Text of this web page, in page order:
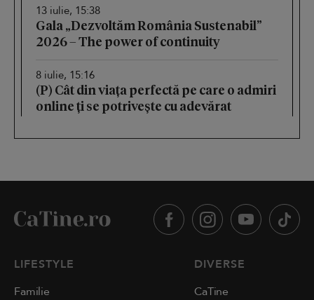
13 iulie, 15:38
Gala „Dezvoltăm România Sustenabil”
2026 – The power of continuity
8 iulie, 15:16
(P) Cât din viața perfectă pe care o admiri
online ți se potrivește cu adevărat
LIFESTYLE
Familie
DIVERSE
CaTine